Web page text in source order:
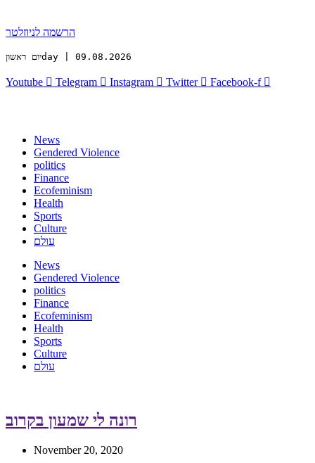
הרשמה לניוזלטר
יום ראשוןday | 09.08.2026
Youtube Telegram Instagram Twitter Facebook-f
News
Gendered Violence
politics
Finance
Ecofeminism
Health
Sports
Culture
עולם
News
Gendered Violence
politics
Finance
Ecofeminism
Health
Sports
Culture
עולם
רונה לי שמעון בקרוב
November 20, 2020